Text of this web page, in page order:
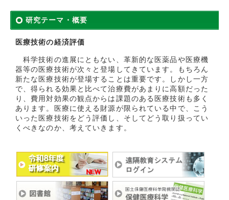
研究テーマ・概要
医療技術の経済評価
科学技術の進展にともない、革新的な医薬品や医療機
器等の医療技術が次々と登場してきています。もちろん
新たな医療技術が登場することは重要です。しかし一方
で、得られる効果と比べて治療費があまりに高額だった
り、費用対効果の観点からは課題のある医療技術も多く
あります。医療に使える財源が限られている中で、こう
いった医療技術をどう評価し、そしてどう取り扱ってい
くべきなのか、考えていきます。